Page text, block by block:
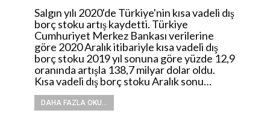
Salgın yılı 2020'de Türkiye'nin kısa vadeli dış
borç stoku artış kaydetti. Türkiye
Cumhuriyet Merkez Bankası verilerine
göre 2020 Aralık itibariyle kısa vadeli dış
borç stoku 2019 yıl sonuna göre yüzde 12,9
oranında artışla 138,7 milyar dolar oldu.
Kısa vadeli dış borç stoku Aralık sonu…
DAHA FAZLA OKU...